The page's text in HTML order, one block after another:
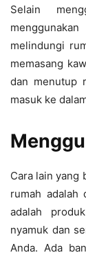
Selain
melindungi
memasang
dan menutup
masuk ke
Cara lain yang
rumah adalah
adalah
nyamuk dan
Anda. Ada